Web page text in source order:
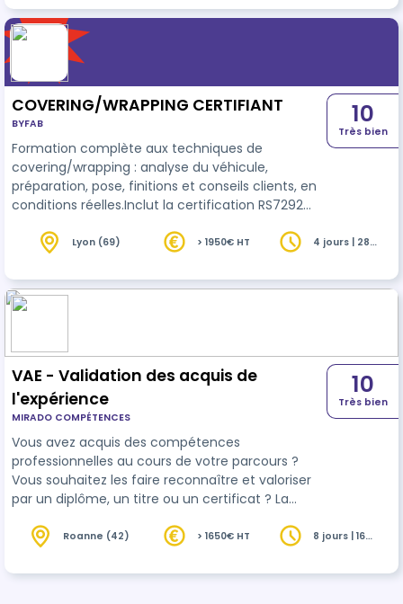
communauté engagée qui génère des
opportunités qualifiées - Mettre en place une
prospection éthique et performante pour trouver
des clients - Analyser et ajuster votre stratégie
grâce à…
COVERING/WRAPPING CERTIFIANT
BYFAB
Formation complète aux techniques de
covering/wrapping : analyse du véhicule,
préparation, pose, finitions et conseils clients, en
conditions réelles.Inclut la certification RS7292
à une nouvelle peinture»
10
Très bien
Lyon (69) > 1950€ HT
4 jours | 28
VAE - Validation des acquis de
l'expérience
MIRADO COMPÉTENCES
Vous avez acquis des compétences
professionnelles au cours de votre parcours ?
Vous souhaitez les faire reconnaître et valoriser
par un diplôme, un titre ou un certificat ? La
faite pour vous. Ce dispositif vous permet de
d'obtenir une certification correspondant à votre
10
Très bien
Roanne (42) > 1650€ HT
8 jours | 16